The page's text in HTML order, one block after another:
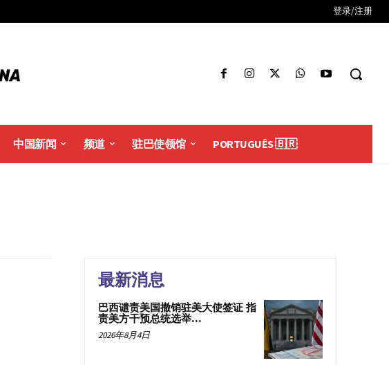
登录/注册
中国新闻 频道 驻巴使领馆 PORTUGUÊS 🇧🇷
最新消息
巴西谴责美国撤销驻美大使签证 指
责美方干预总统选举...
2026年8月4日